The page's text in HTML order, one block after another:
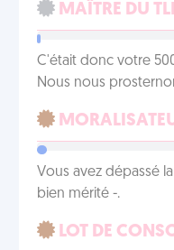
MAÎTRE DU
C'était donc votre
Nous nous
Vous avez dépassé
bien mérité -.
LOT DE